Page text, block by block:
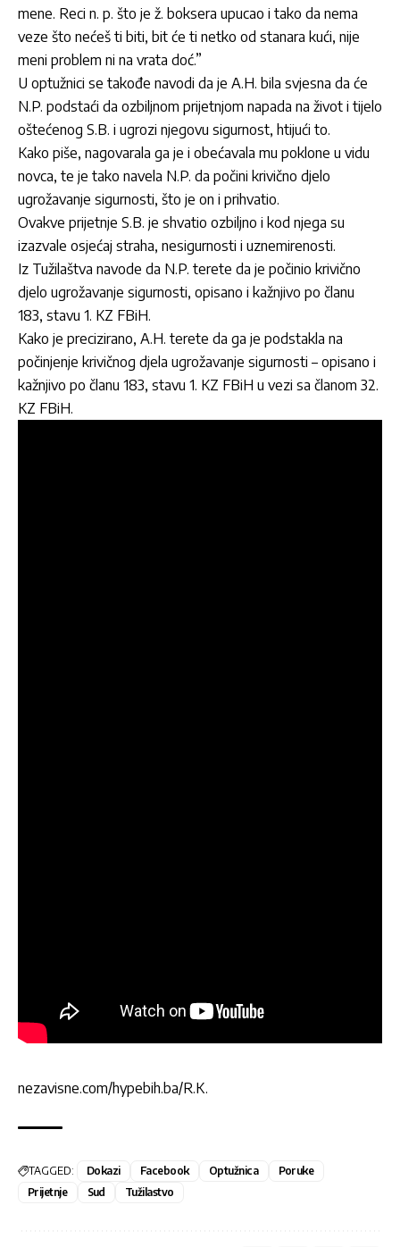
mene. Reci n. p. što je ž. boksera upucao i tako da nema
veze što nećeš ti biti, bit će ti netko od stanara kući, nije
meni problem ni na vrata doć.”
U optužnici se takođe navodi da je A.H. bila svjesna da će
N.P. podstaći da ozbiljnom prijetnjom napada na život i tijelo
oštećenog S.B. i ugrozi njegovu sigurnost, htijući to.
Kako piše, nagovarala ga je i obećavala mu poklone u vidu
novca, te je tako navela N.P. da počini krivično djelo
ugrožavanje sigurnosti, što je on i prihvatio.
Ovakve prijetnje S.B. je shvatio ozbiljno i kod njega su
izazvale osjećaj straha, nesigurnosti i uznemirenosti.
Iz Tužilaštva navode da N.P. terete da je počinio krivično
djelo ugrožavanje sigurnosti, opisano i kažnjivo po članu
183, stavu 1. KZ FBiH.
Kako je precizirano, A.H. terete da ga je podstakla na
počinjenje krivičnog djela ugrožavanje sigurnosti – opisano i
kažnjivo po članu 183, stavu 1. KZ FBiH u vezi sa članom 32.
KZ FBiH.
nezavisne.com/hypebih.ba/R.K.
TAGGED: Dokazi Facebook Optužnica
Poruke
Prijetnje
Sud Tužilastvo